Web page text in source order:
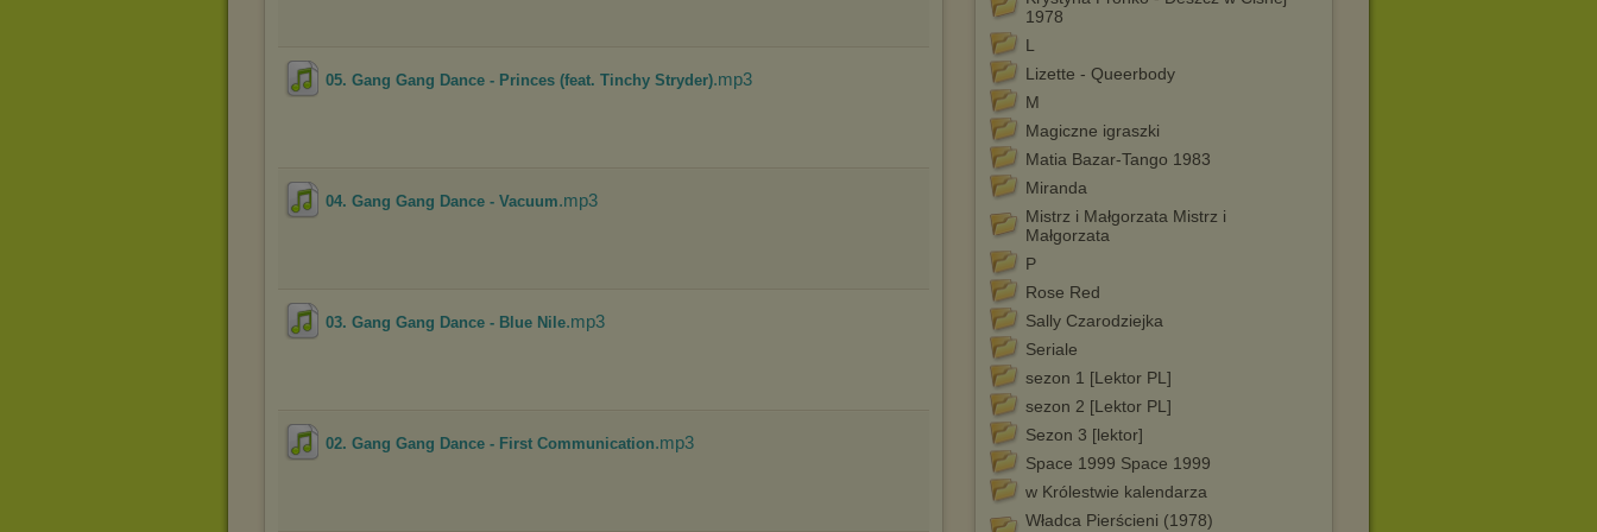
Pełną informację na ten temat znajdziesz pod adresem
1978
L
Lizette - Queerbody
M
Magiczne igraszki
Matia Bazar-Tango 1983
Miranda
Mistrz i Małgorzata Mistrz i
Małgorzata
P
Rose Red
Sally Czarodziejka
Seriale
sezon 1 [Lektor PL]
sezon 2 [Lektor PL]
Sezon 3 [lektor]
Space 1999 Space 1999
w Królestwie kalendarza
Władca Pierścieni (1978)
05. Gang Gang Dance - Princes (feat. Tinchy Stryder).mp3
04. Gang Gang Dance - Vacuum.mp3
03. Gang Gang Dance - Blue Nile.mp3
02. Gang Gang Dance - First Communication.mp3